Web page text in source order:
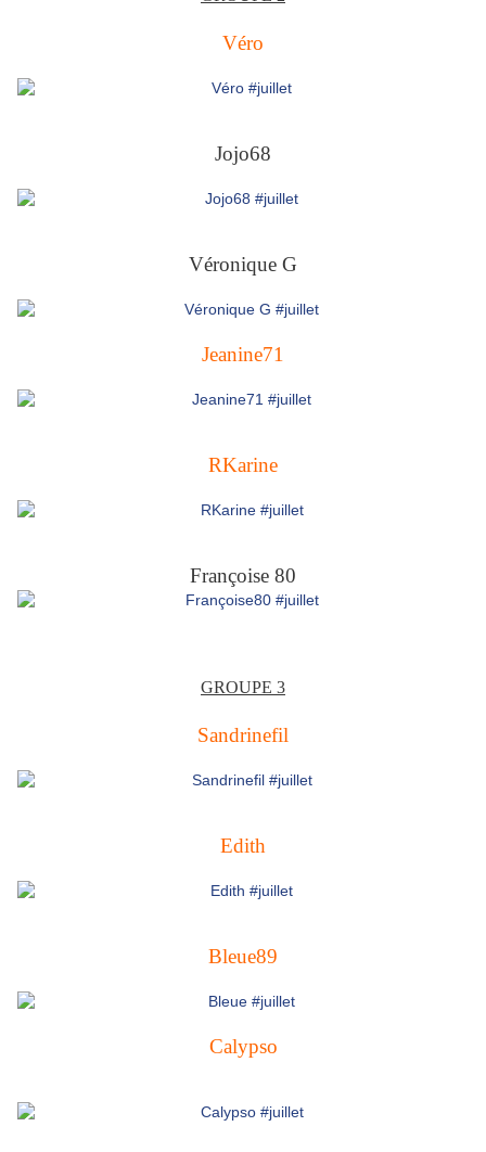
Véro
Jojo68
Véronique G
Jeanine71
RKarine
Françoise 80
GROUPE 3
Sandrinefil
Edith
Bleue89
Calypso